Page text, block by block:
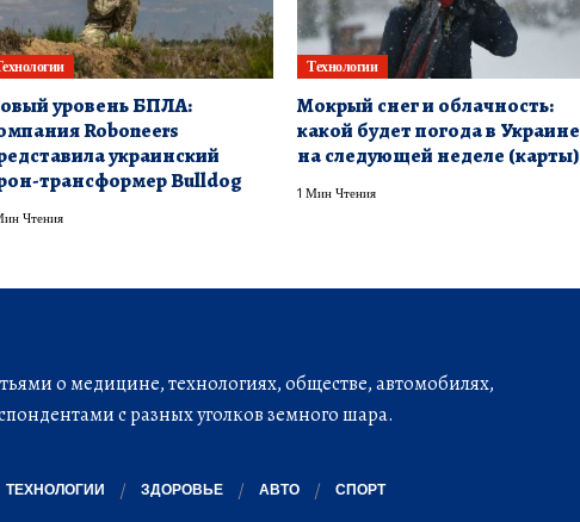
уровень БПЛА:
Roboneers
украинский
трансформер Bulldog
Чтения
Технологии
Мокрый снег и облачность:
какой будет погода в Украине
на следующей неделе (карты)
1 Мин Чтения
о медицине, технологиях, обществе, автомобилях,
с разных уголков земного шара.
ТЕХНОЛОГИИ ЗДОРОВЬЕ АВТО СПОРТ